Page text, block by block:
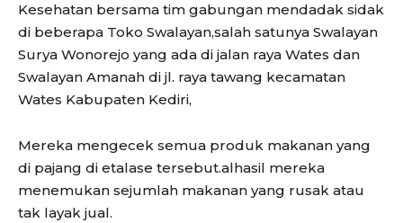
Kesehatan bersama tim gabungan mendadak sidak
di beberapa Toko Swalayan,salah satunya Swalayan
Surya Wonorejo yang ada di jalan raya Wates dan
Swalayan Amanah di jl. raya tawang kecamatan
Wates Kabupaten Kediri,
Mereka mengecek semua produk makanan yang
di pajang di etalase tersebut.alhasil mereka
menemukan sejumlah makanan yang rusak atau
tak layak jual.